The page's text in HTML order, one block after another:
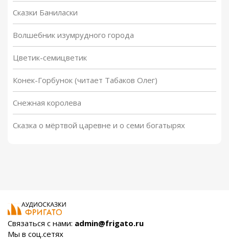
Сказки Баниласки
Волшебник изумрудного города
Цветик-семицветик
Конек-Горбунок (читает Табаков Олег)
Снежная королева
Сказка о мёртвой царевне и о семи богатырях
Связаться с нами: admin@frigato.ru
Мы в соц.сетях